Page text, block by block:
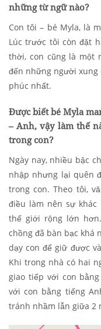
những từ ngữ nào?
Con tôi – bé Myla, là
Lúc trước tôi còn đặt
thời, con cũng là một
đến những người xung
phúc nhất.
Được biết bé Myla
– Anh, vậy làm thế
trong con?
Ngày nay, nhiều bậc
nhập nhưng lại quên
trong con. Theo tôi,
điều làm nên sự khác
thế giới rộng lớn
chồng đã bàn bạc khá
dạy con để giữ được
Khi trong nhà có hai
giao tiếp với con
với con bằng tiếng
tránh nhầm lẫn giữa 2